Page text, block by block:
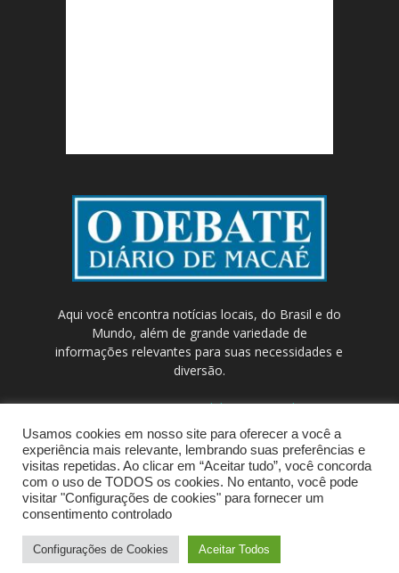
Aqui você encontra notícias locais, do Brasil e do
Mundo, além de grande variedade de
informações relevantes para suas necessidades e
diversão.
Contato:contato@odebateon.com.br /
comercia@odebateon.com.br
© Portal de Notícias ODEBATEON
Usamos cookies em nosso site para oferecer a você a
experiência mais relevante, lembrando suas preferências e
visitas repetidas. Ao clicar em “Aceitar tudo”, você concorda
com o uso de TODOS os cookies. No entanto, você pode
visitar "Configurações de cookies" para fornecer um
consentimento controlado
Configurações de Cookies Aceitar Todos